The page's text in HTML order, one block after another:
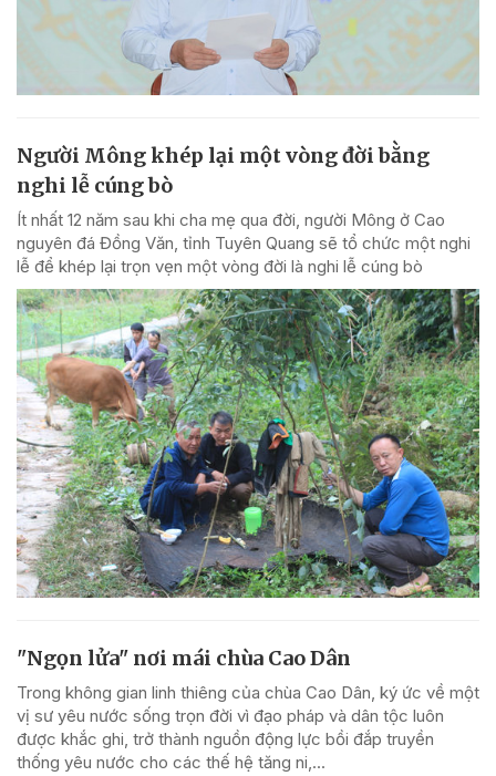
Người Mông khép lại một vòng đời bằng
nghi lễ cúng bò
Ít nhất 12 năm sau khi cha mẹ qua đời, người Mông ở Cao
nguyên đá Đồng Văn, tỉnh Tuyên Quang sẽ tổ chức một nghi
lễ để khép lại trọn vẹn một vòng đời là nghi lễ cúng bò
"Ngọn lửa" nơi mái chùa Cao Dân
Trong không gian linh thiêng của chùa Cao Dân, ký ức về một
vị sư yêu nước sống trọn đời vì đạo pháp và dân tộc luôn
được khắc ghi, trở thành nguồn động lực bồi đắp truyền
thống yêu nước cho các thế hệ tăng ni,...